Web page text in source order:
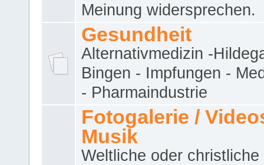
Meinung widersprechen.
Gesundheit
Alternativmedizin -
Bingen - Impfungen -
- Pharmaindustrie
Fotogalerie /
Musik
Weltliche oder christliche